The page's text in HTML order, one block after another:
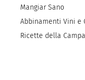
Mangiar Sano
Abbinamenti Vini e
Ricette della